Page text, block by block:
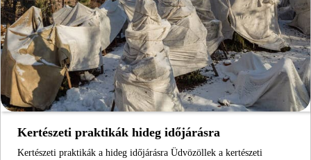
Kertészeti praktikák hideg időjárásra
Kertészeti praktikák a hideg időjárásra Üdvözöllek a kertészeti